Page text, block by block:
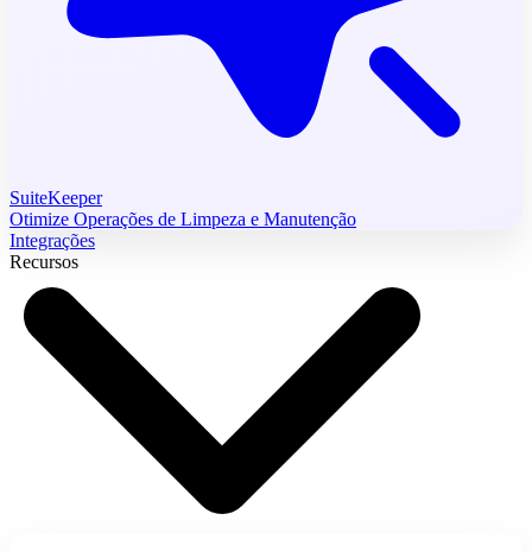
SuiteKeeper
Otimize Operações de Limpeza e Manutenção
Integrações
Recursos